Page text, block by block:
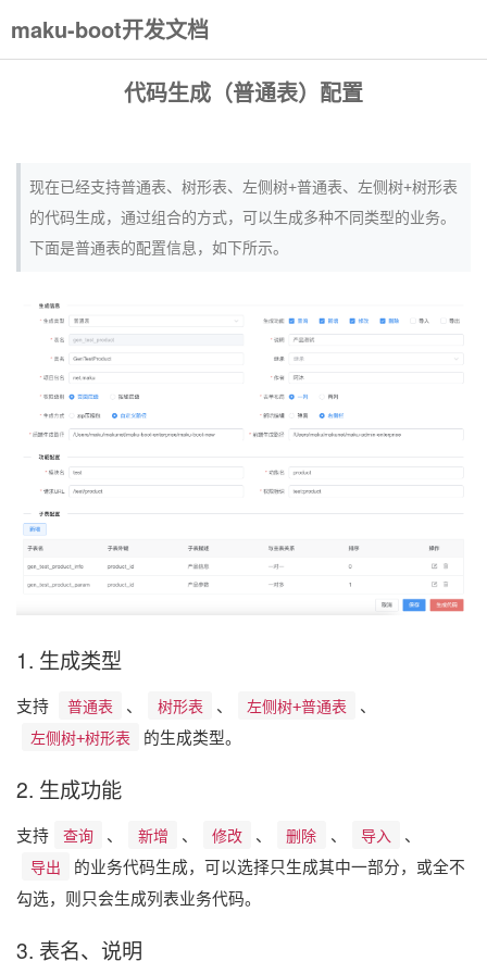
maku-boot开发文档
代码生成（普通表）配置
现在已经支持普通表、树形表、左侧树+普通表、左侧树+树形表
的代码生成，通过组合的方式，可以生成多种不同类型的业务。
下面是普通表的配置信息，如下所示。
1. 生成类型
支持 普通表 、 树形表 、 左侧树+普通表
、
左侧树+树形表
的生成类型。
2. 生成功能
支持 查询 、 新增 、 修改 、 删除 、 导入
、
导出
的业务代码生成，可以选择只生成其中一部分，或全不
勾选，则只会生成列表业务代码。
3. 表名、说明